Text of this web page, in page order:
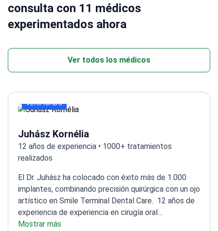
consulta con 11 médicos
experimentados ahora
Ver todos los médicos
VERIFICADO
Juhász Kornélia
12 años de experiencia • 1000+ tratamientos
realizados
El Dr. Juhász ha colocado con éxito más de 1.000
implantes, combinando precisión quirúrgica con un ojo
artístico en Smile Terminal Dental Care. 12 años de
experiencia de experiencia en cirugía oral
complejaCualificación de especialista en cirugía oral
Mostrar más